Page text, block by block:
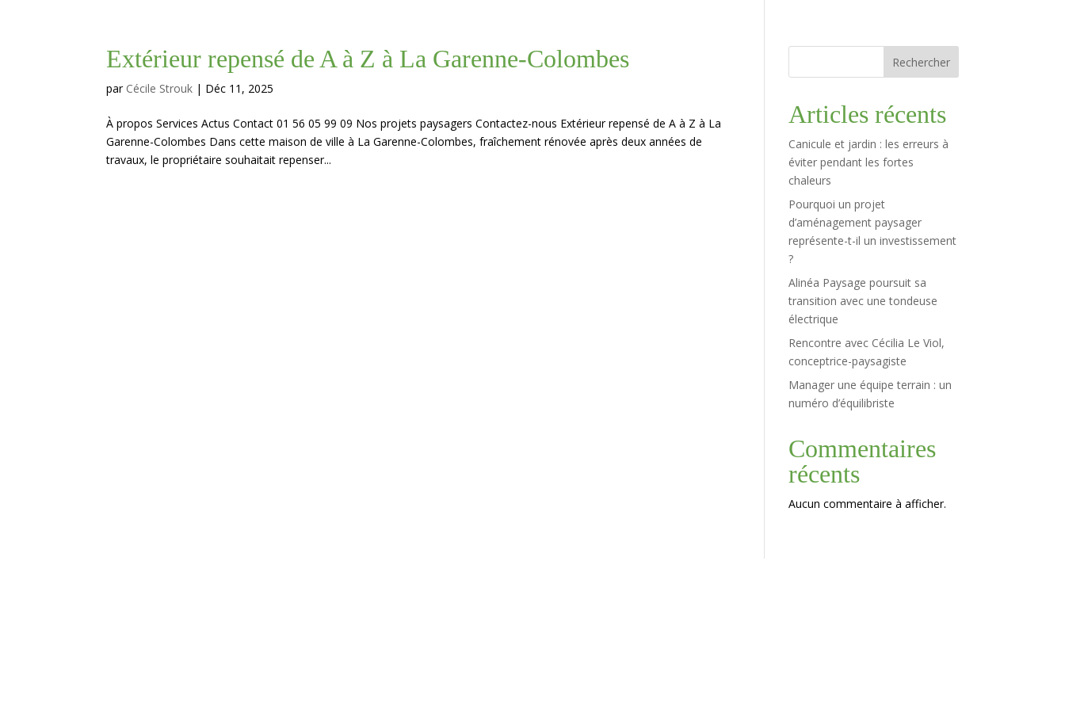
Extérieur repensé de A à Z à La Garenne-Colombes
par Cécile Strouk | Déc 11, 2025
À propos Services Actus Contact 01 56 05 99 09 Nos projets paysagers Contactez-nous Extérieur repensé de A à Z à La
Garenne-Colombes Dans cette maison de ville à La Garenne-Colombes, fraîchement rénovée après deux années de
travaux, le propriétaire souhaitait repenser...
Rechercher
Articles récents
Canicule et jardin : les erreurs à
éviter pendant les fortes
chaleurs
Pourquoi un projet
d’aménagement paysager
représente-t-il un investissement
?
Alinéa Paysage poursuit sa
transition avec une tondeuse
électrique
Rencontre avec Cécilia Le Viol,
conceptrice-paysagiste
Manager une équipe terrain : un
numéro d’équilibriste
Commentaires
récents
Aucun commentaire à afficher.